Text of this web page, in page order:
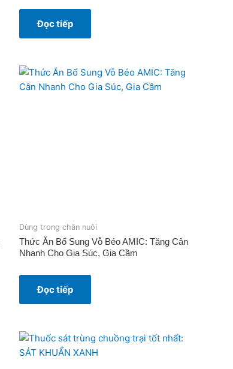
Đọc tiếp
Dùng trong chăn nuôi
Thức Ăn Bổ Sung Vỗ Béo AMIC: Tăng Cân
Nhanh Cho Gia Súc, Gia Cầm
Đọc tiếp